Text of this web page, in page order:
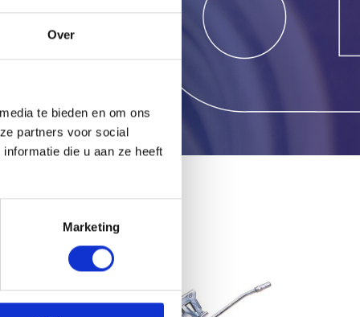
Over
te bieden en om ons
partners voor social
die u aan ze heeft
Marketing